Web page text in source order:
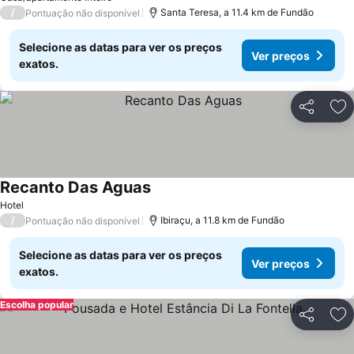
/
Pontuação não disponível Santa Teresa, a 11.4 km de Fundão
Selecione as datas para ver os preços
exatos.
Ver preços
Partilhar
Hotel
Recanto Das AguasVer preços
/ Pontuação não disponível Ibiraçu, a 11.8 km de Fundão
Selecione as datas para ver os preços
exatos.
Ver preços
Partilhar
Escolha popular